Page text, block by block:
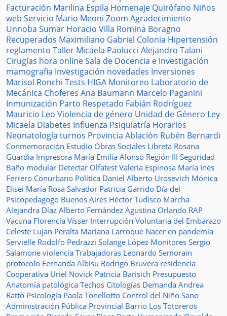
Facturación Marilina Espila Homenaje Quirófano Niños
web Servicio Mario Meoni Zoom Agradecimiento
Unnoba Sumar Horacio Villa Romina Boragno
Recuperados Maximiliano Gabriel Colonia Hipertensión
reglamento Taller Micaela Paolucci Alejandro Talani
Cirugías hora onlineSala de Docencia e Investigación
mamografia Investigación novedades Inversiones
Marisol Ronchi Tests HIGA Monitoreo Laboratorio de
Mecánica Choferes Ana Baumann Marcelo Paganini
Inmunización Parto Respetado Fabián Rodríguez
Mauricio Leo Violencia de género Unidad de Género Ley
Micaela Diabetes Influenza Psiquiatría Horarios
Neonatología turnos Provincia Ablación Rubén Bernardi
Conmemoración Estudio Obras Sociales Libreta Rosana
Guardia Impresora María Emilia Alonso Región III Seguridad
Baño modular Detectar Olfatest Valeria Espinosa María Inés
Ferrero Conurbano Política Daniel Alberto Urosevich Mónica
Elisei María Rosa Salvador Patricia Garrido Día del
Psicopedagogo Buenos Aires Héctor Tudisco Marcha
Alejandra Díaz Alberto Fernández Agustina Orlando RAP
Vacuna Florencia Visser Interrupción Voluntaria del Embarazo
Celeste Lujan Peralta Mariana Larroque Nacer en pandemia
Servielle Rodolfo Pedrazzi Solange López Monitores Sergio
Salamone violencia Trabajadoras Leonardo Semorain
protocolo Fernanda Albisu Rodrigo Bruvera residencia
Cooperativa Uriel Novick Patricia Barisich Presupuesto
Anatomía patológica Techos Citologías Demanda Andrea
Ratto Psicología Paola Tonellotto Control del Niño Sano
Administración Pública Provincial Barrio Los Totoreros